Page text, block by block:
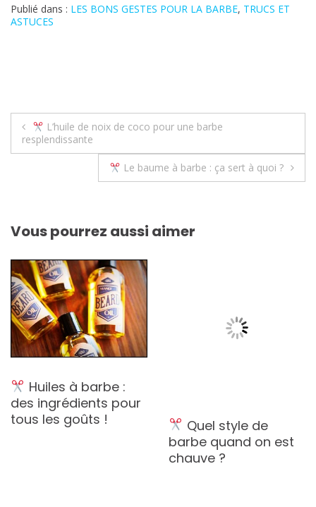
Publié dans : LES BONS GESTES POUR LA BARBE, TRUCS ET
ASTUCES
Navigation
de
L’huile de noix de coco pour une barbe
resplendissante
Le baume à barbe : ça sert à quoi ?
Vous pourrez aussi aimer
Huiles à barbe :
des ingrédients pour
tous les goûts !
Quel style de
barbe quand on est
chauve ?